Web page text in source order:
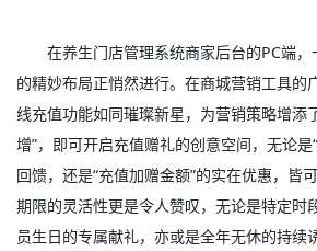
在养生门店管理系统商家后台的PC端
的精妙布局正悄然进行。在商城营销工具的
线充值功能如同璀璨新星，为营销策略增添
增”，即可开启充值赠礼的创意空间，无论是
回馈，还是“充值加赠金额”的实在优惠，皆
期限的灵活性更是令人赞叹，无论是特定时
员生日的专属献礼，亦或是全年无休的持续